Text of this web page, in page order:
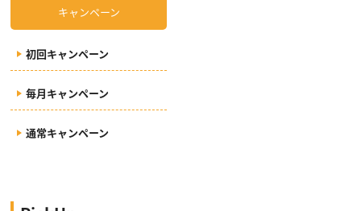
キャンペーン
初回キャンペーン
毎月キャンペーン
通常キャンペーン